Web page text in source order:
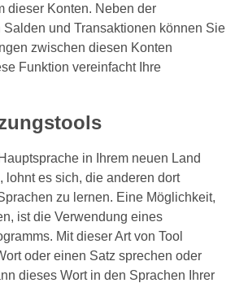
dieser Konten. Neben der
Salden und Transaktionen können Sie
zwischen diesen Konten
Funktion vereinfacht Ihre
in Ihrem neuen Land
lohnt es sich, die anderen dort
zu lernen. Eine Möglichkeit,
ist die Verwendung eines
Mit dieser Art von Tool
oder einen Satz sprechen oder
dieses Wort in den Sprachen Ihrer